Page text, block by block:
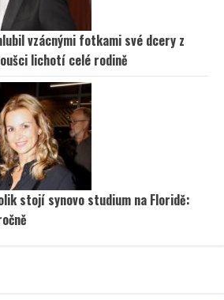
vzácnými fotkami své dcery z
lichotí celé rodině
stojí synovo studium na Floridě: